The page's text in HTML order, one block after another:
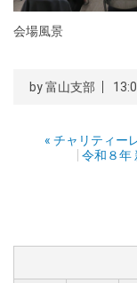
会場風景
by富山支部
« チャリティー
令和８年